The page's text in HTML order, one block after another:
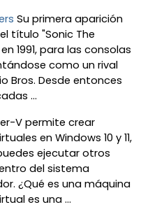
Su primera aparición
título "Sonic The
1991, para las consolas
como un rival
Bros. Desde entonces
...
V permite crear
en Windows 10 y 11,
ejecutar otros
del sistema
¿Qué es una máquina
es una ...